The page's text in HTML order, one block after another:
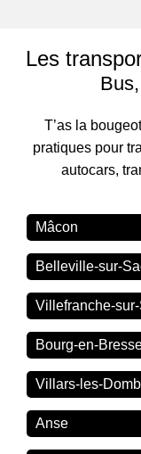
Les
T’as la
pratiques pour
autocars,
Mâcon
Belleville-sur-
Villefranche-
Bourg-en-
Villars-les-
Anse